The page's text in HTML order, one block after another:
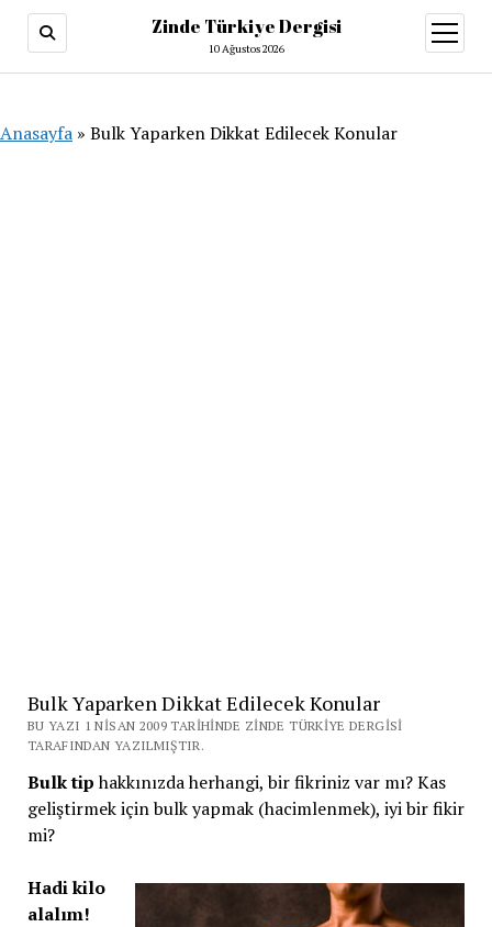
Zinde Türkiye Dergisi
10 Ağustos 2026
aç
Anasayfa » Bulk Yaparken Dikkat Edilecek Konular
Bulk Yaparken Dikkat Edilecek Konular
BU YAZI 1 NISAN 2009 TARIHINDE ZINDE TÜRKIYE DERGISI
TARAFINDAN YAZILMIŞTIR.
Bulk tiphakkınızda herhangi, bir fikriniz var mı? Kas
geliştirmek için bulk yapmak (hacimlenmek), iyi bir fikir
mi?
Hadi kilo
alalım!